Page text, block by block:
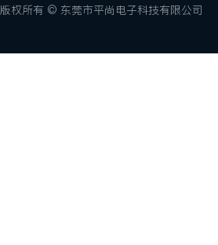
版权所有 © 东莞市平尚电子科技有限公司